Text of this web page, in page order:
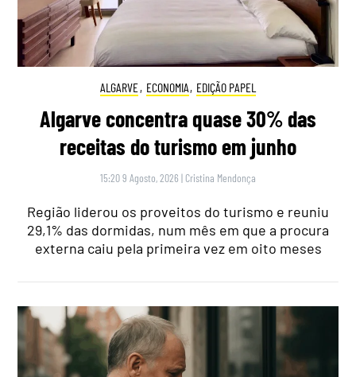
ALGARVE, ECONOMIA, EDIÇÃO PAPEL
Algarve concentra quase 30% das
receitas do turismo em junho
15:20 9 Agosto, 2026 | Cristina Mendonça
Região liderou os proveitos do turismo e reuniu
29,1% das dormidas, num mês em que a procura
externa caiu pela primeira vez em oito meses